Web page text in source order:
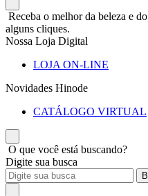
Receba o melhor da beleza e
alguns cliques.
Nossa Loja Digital
LOJA ON-LINE
Novidades Hinode
CATÁLOGO VIRTUAL
O que você está buscando?
Digite sua busca